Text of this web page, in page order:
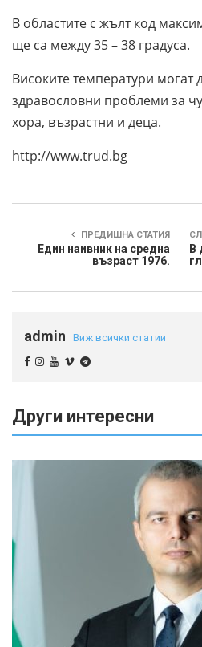
В областите с жълт код
ще са между 35 – 38 градуса.
Високите температури могат
здравословни проблеми за
хора, възрастни и деца.
http://www.trud.bg
ПРЕДИШНА СТАТИЯ
Един наивник на средна
възраст 1976.
В
admin Виж всички статии
Други интересни